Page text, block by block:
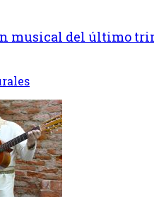
musical del último